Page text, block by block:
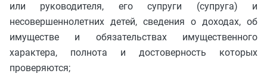
или руководителя, его супруги (супруга) и
несовершеннолетних детей, сведения о доходах, об
имуществе и обязательствах имущественного
характера, полнота и достоверность которых
проверяются;